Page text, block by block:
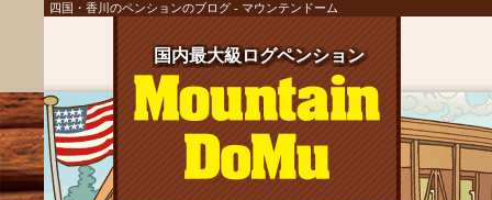
四国・香川のペンションのブログ - マウンテンドーム
国内最大級ログペンション
国内最大級ログペンション
国内最大級ログペンション
国内最大級ログペンション
国内最大級ログペンション
国内最大級ログペンション
国内最大級ログペンション
国内最大級ログペンション
国内最大級ログペンション
国内最大級ログペンション
国内最大級ログペンション
国内最大級ログペンション
国内最大級ログペンション
国内最大級ログペンション
国内最大級ログペンション
国内最大級ログペンション
国内最大級ログペンション
国内最大級ログペンション
国内最大級ログペンション
国内最大級ログペンション
国内最大級ログペンション
国内最大級ログペンション
国内最大級ログペンション
国内最大級ログペンション
国内最大級ログペンション